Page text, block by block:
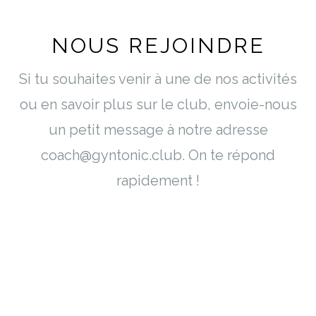
NOUS REJOINDRE
Si tu souhaites venir à une de nos activités
ou en savoir plus sur le club, envoie-nous
un petit message à notre adresse
coach@gyntonic.club. On te répond
rapidement !